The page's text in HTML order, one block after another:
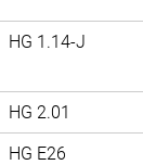
HG 1.14-J
HG 2.01
HG E26